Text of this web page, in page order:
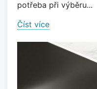
potřeba při výběru...
Číst více